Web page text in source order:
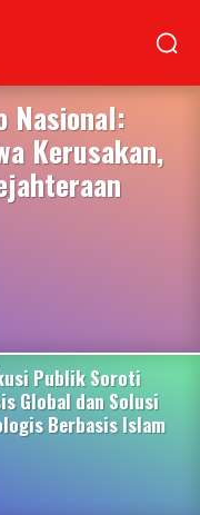
Nasional:
Kerusakan,
Publik Soroti
Global dan Solusi
Berbasis Islam